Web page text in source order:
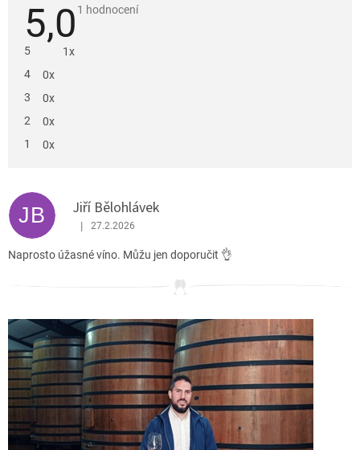
5,0 Průměrné
1 hodnocení
5
1x
4
0x
3
0x
2
0x
1
0x
ý
p
i
h
o
c
e
n
í
JB Jiří Bělohlávek
Hodnocení produktu je 5 z 5 hvězdiček.
| 27.2.2026
Naprosto úžasné víno. Můžu jen doporučit 👌